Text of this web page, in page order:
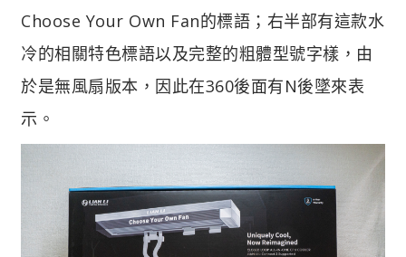
Choose Your Own Fan的標語；右半部有這款水
冷的相關特色標語以及完整的粗體型號字樣，由
於是無風扇版本，因此在360後面有N後墜來表
示。